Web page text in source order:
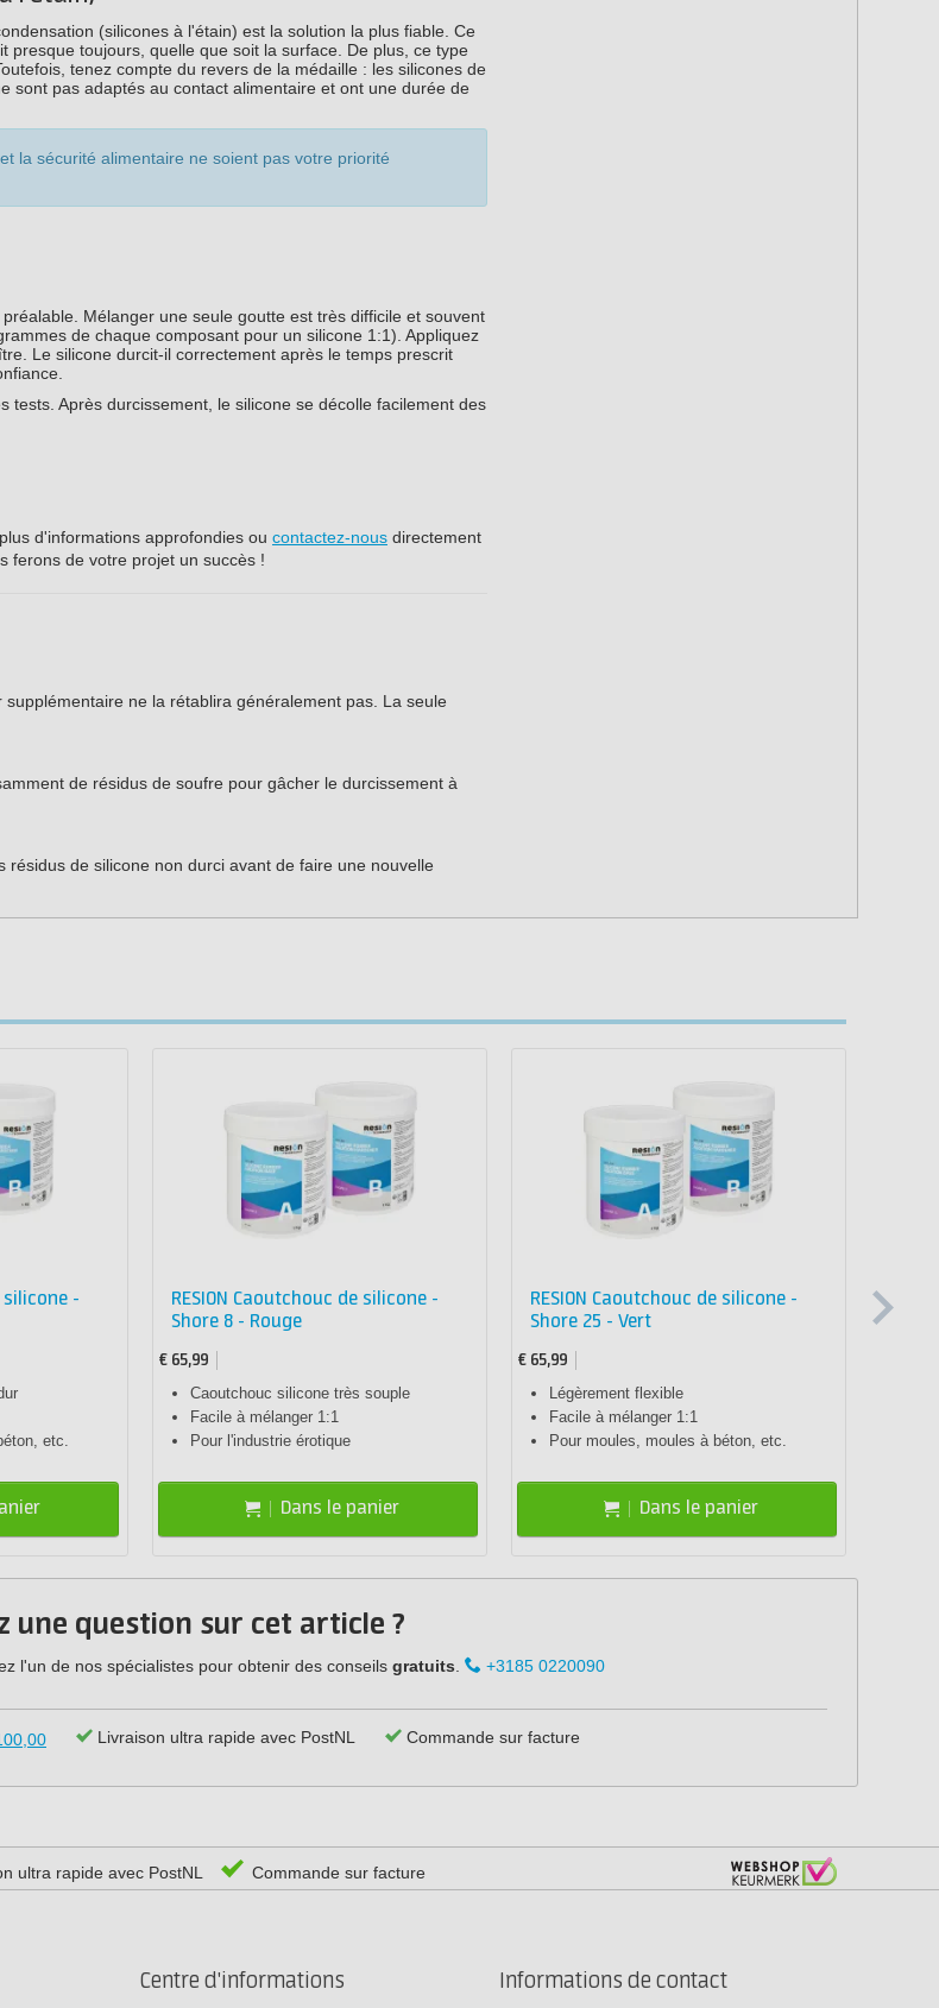
(silicones à l'étain) est la solution la plus fiable. Ce
toujours, quelle que soit la surface. De plus, ce type
tenez compte du revers de la médaille : les silicones de
sont pas adaptés au contact alimentaire et ont une durée de
la sécurité alimentaire ne soient pas votre priorité
Mélanger une seule goutte est très difficile et souvent
de chaque composant pour un silicone 1:1). Appliquez
Le silicone durcit-il correctement après le temps prescrit
Après durcissement, le silicone se décolle facilement des
d'informations approfondies ou contactez-nous directement
ferons de votre projet un succès !
ne la rétablira généralement pas. La seule
de résidus de soufre pour gâcher le durcissement à
de silicone non durci avant de faire une nouvelle
silicone -
etc.
RESION Caoutchouc de silicone -
Shore 8 - Rouge
€ 65,99
Caoutchouc silicone très souple
Facile à mélanger 1:1
Pour l'industrie érotique
Dans le panier
RESION Caoutchouc de silicone -
Shore 25 - Vert
€ 65,99
Légèrement flexible
Facile à mélanger 1:1
Pour moules, moules à béton, etc.
Dans le panier
une question sur cet article ?
l'un de nos spécialistes pour obtenir des conseils gratuits +3185 0220090
Livraison ultra rapide avec PostNL Commande sur facture
ultra rapide avec PostNL Commande sur facture
Centre d'informations Informations de contact